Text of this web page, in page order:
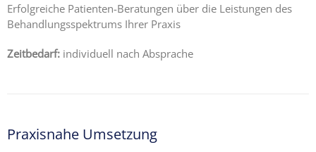
Erfolgreiche Patienten-Beratungen über die Leistungen des
Behandlungsspektrums Ihrer Praxis
Zeitbedarf: individuell nach Absprache
Praxisnahe Umsetzung